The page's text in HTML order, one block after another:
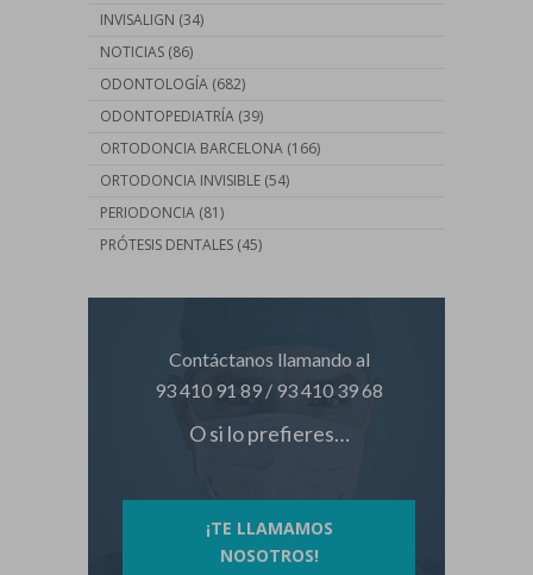
INVISALIGN (34)
NOTICIAS (86)
ODONTOLOGÍA (682)
ODONTOPEDIATRÍA (39)
ORTODONCIA BARCELONA (166)
ORTODONCIA INVISIBLE (54)
PERIODONCIA (81)
PRÓTESIS DENTALES (45)
Contáctanos llamando al
93 410 91 89 / 93 410 39 68
O si lo prefieres…
¡TE LLAMAMOS
NOSOTROS!